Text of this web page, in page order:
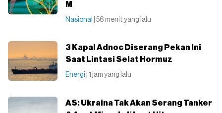
M
Nasional | 56 menit yang lalu
3 Kapal Adnoc Diserang Pekan Ini
Saat Lintasi Selat Hormuz
Energi | 1 jam yang lalu
AS: Ukraina Tak Akan Serang Tanker